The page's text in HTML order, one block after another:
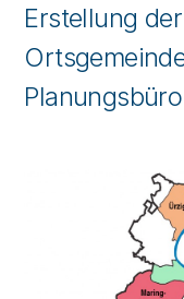
Erstellung